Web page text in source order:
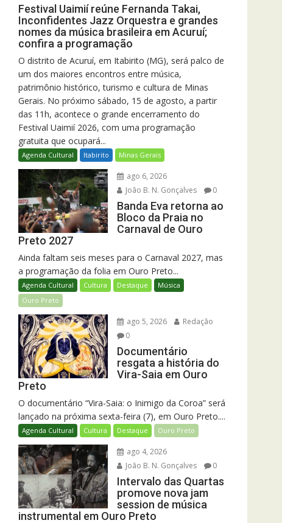
Festival Uaimií reúne Fernanda Takai,
Inconfidentes Jazz Orquestra e grandes
nomes da música brasileira em Acuruí;
confira a programação
O distrito de Acuruí, em Itabirito (MG), será palco de
um dos maiores encontros entre música,
patrimônio histórico, turismo e cultura de Minas
Gerais. No próximo sábado, 15 de agosto, a partir
das 11h, acontece o grande encerramento do
Festival Uaimií 2026, com uma programação
gratuita que ocupará...
Agenda Cultural Itabirito Minas Gerais
ago 6, 2026
João B. N. Gonçalves
0
Banda Eva retorna ao
Bloco da Praia no
Carnaval de Ouro
Preto 2027
Ainda faltam seis meses para o Carnaval 2027, mas
a programação da folia em Ouro Preto...
Agenda Cultural Cultura Destaque
Música
Ouro Preto
ago 5, 2026
Redação
0
Documentário
resgata a história do
Vira-Saia em Ouro
Preto
O documentário “Vira-Saia: o Inimigo da Coroa” será
lançado na próxima sexta-feira (7), em Ouro Preto....
Agenda Cultural Cultura Destaque Ouro Preto
ago 4, 2026
João B. N. Gonçalves
0
Intervalo das Quartas
promove nova jam
session de música
instrumental em Ouro Preto